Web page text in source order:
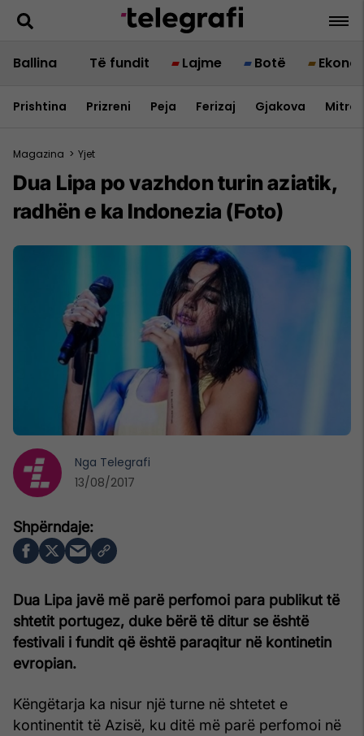
Ballina Të fundit Lajme Botë
Prishtina Prizreni Peja Ferizaj Gjakova
Magazina > Yjet
Dua Lipa po vazhdon turin aziatik,
radhën e ka Indonezia (Foto)
Dua Lipa javë më parë perfomoi para publikut të
shtetit portugez, duke bërë të ditur se është
festivali i fundit që është paraqitur në kontinetin
evropian.
Këngëtarja ka nisur një turne në shtetet e
kontinentit të Azisë, ku ditë më parë perfomoi në
Nga Telegrafi
13/08/2017